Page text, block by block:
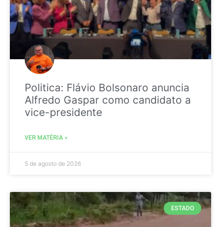
Politica: Flávio Bolsonaro anuncia
Alfredo Gaspar como candidato a
vice-presidente
VER MATÉRIA »
5 de agosto de 2026
ESTADO